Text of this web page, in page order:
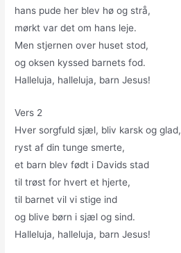
hans pude her blev hø og strå,
mørkt var det om hans leje.
Men stjernen over huset stod,
og oksen kyssed barnets fod.
Halleluja, halleluja, barn Jesus!
Vers 2
Hver sorgfuld sjæl, bliv karsk og glad,
ryst af din tunge smerte,
et barn blev født i Davids stad
til trøst for hvert et hjerte,
til barnet vil vi stige ind
og blive børn i sjæl og sind.
Halleluja, halleluja, barn Jesus!